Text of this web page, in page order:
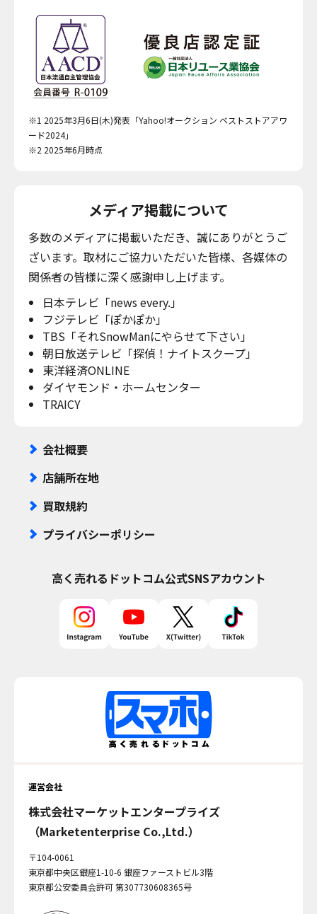
※1 2025年3月6日(木)発表「Yahoo!オークション ベストストアアワ
ード2024」
※2 2025年6月時点
メディア掲載について
多数のメディアに掲載いただき、誠にありがとうご
ざいます。取材にご協力いただいた皆様、各媒体の
関係者の皆様に深く感謝申し上げます。
日本テレビ「news every.」
フジテレビ「ぽかぽか」
TBS「それSnowManにやらせて下さい」
朝日放送テレビ「探偵！ナイトスクープ」
東洋経済ONLINE
ダイヤモンド・ホームセンター
TRAICY
会社概要
店舗所在地
買取規約
プライバシーポリシー
高く売れるドットコム公式SNSアカウント
運営会社
株式会社マーケットエンタープライズ
（Marketenterprise Co.,Ltd.）
〒104-0061
東京都中央区銀座1-10-6 銀座ファーストビル3階
東京都公安委員会許可 第307730608365号